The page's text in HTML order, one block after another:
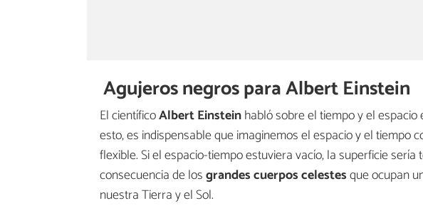
Agujeros negros para Albert Einstein
El científicoAlbertEinsteinhabló sobre el tiempo y el
esto, es indispensable que imaginemos el espacio y el tiempo
flexible. Si el espacio-tiempo estuviera vacío, la superficie
consecuencia de losgrandescuerposcelestesque ocupan
nuestra Tierra y el Sol.